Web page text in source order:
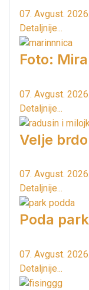
07. Avgust. 2026.
Detaljnije...
Foto:
07. Avgust. 2026.
Detaljnije...
Velje
07. Avgust. 2026.
Detaljnije...
Poda
07. Avgust. 2026.
Detaljnije...